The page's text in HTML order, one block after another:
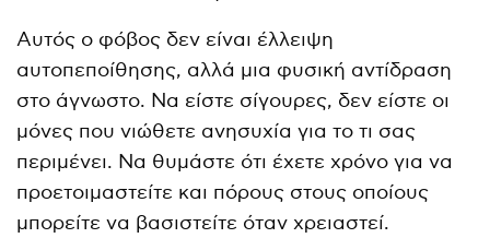
Αυτός ο φόβος δεν είναι έλλειψη
αυτοπεποίθησης, αλλά μια φυσική αντίδραση
στο άγνωστο. Να είστε σίγουρες, δεν είστε οι
μόνες που νιώθετε ανησυχία για το τι σας
περιμένει. Να θυμάστε ότι έχετε χρόνο για να
προετοιμαστείτε και πόρους στους οποίους
μπορείτε να βασιστείτε όταν χρειαστεί.